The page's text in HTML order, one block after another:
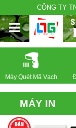
CÔNG TY
Máy Quét Mã Vạch
MÁY IN